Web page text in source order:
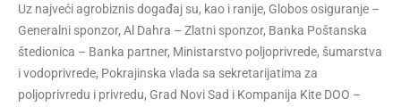
Uz najveći agrobiznis događaj su, kao i ranije, Globos osiguranje –
Generalni sponzor, Al Dahra – Zlatni sponzor, Banka Poštanska
štedionica – Banka partner, Ministarstvo poljoprivrede, šumarstva
i vodoprivrede, Pokrajinska vlada sa sekretarijatima za
poljoprivredu i privredu, Grad Novi Sad i Kompanija Kite DOO –